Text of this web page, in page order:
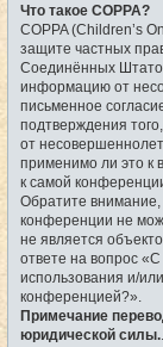
Что такое COPPA?
COPPA (Children’s
защите частных
Соединённых
информацию от
письменное
подтверждения
от
применимо ли это к
к самой
Обратите
конференции не
не является
ответе на вопрос
использования и/
конференцией?».
Примечание
юридической силы.